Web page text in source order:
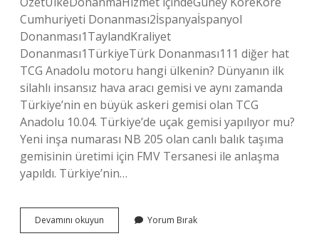
Cumhuriyeti Donanması2İspanyaİspanyol
Donanması1TaylandKraliyet
Donanması1TürkiyeTürk Donanması111 diğer hat
TCG Anadolu motoru hangi ülkenin? Dünyanın ilk
silahlı insansız hava aracı gemisi ve aynı zamanda
Türkiye’nin en büyük askeri gemisi olan TCG
Anadolu 10.04. Türkiye’de uçak gemisi yapılıyor mu?
Yeni inşa numarası NB 205 olan canlı balık taşıma
gemisinin üretimi için FMV Tersanesi ile anlaşma
yapıldı. Türkiye’nin…
Devamını okuyun
Anadolu
Yorum Bırak